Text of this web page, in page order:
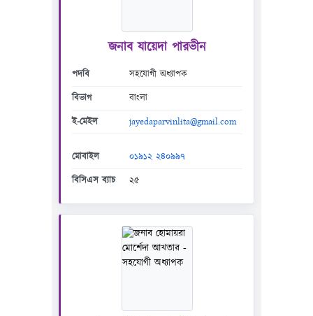
জনাব যায়েদা পারভীন
পদবি
সহযোগী অধ্যাপক
বিভাগ
বাংলা
ই-মেইল
jayedaparvinlita@gmail.com
মোবাইল
০১৯১২ ২৪০৯৯৭
বিসিএস ব্যাচ
২৫